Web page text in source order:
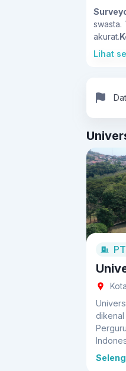
swasta.
akurat.
tanah
dan
Lihat
1956